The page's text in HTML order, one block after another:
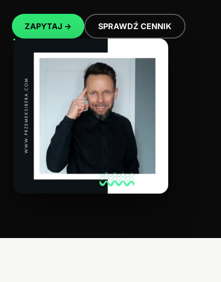
ZAPYTAJ → SPRAWDŹ CENNIK